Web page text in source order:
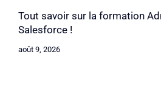
Tout savoir sur la formation
Salesforce !
août 9, 2026